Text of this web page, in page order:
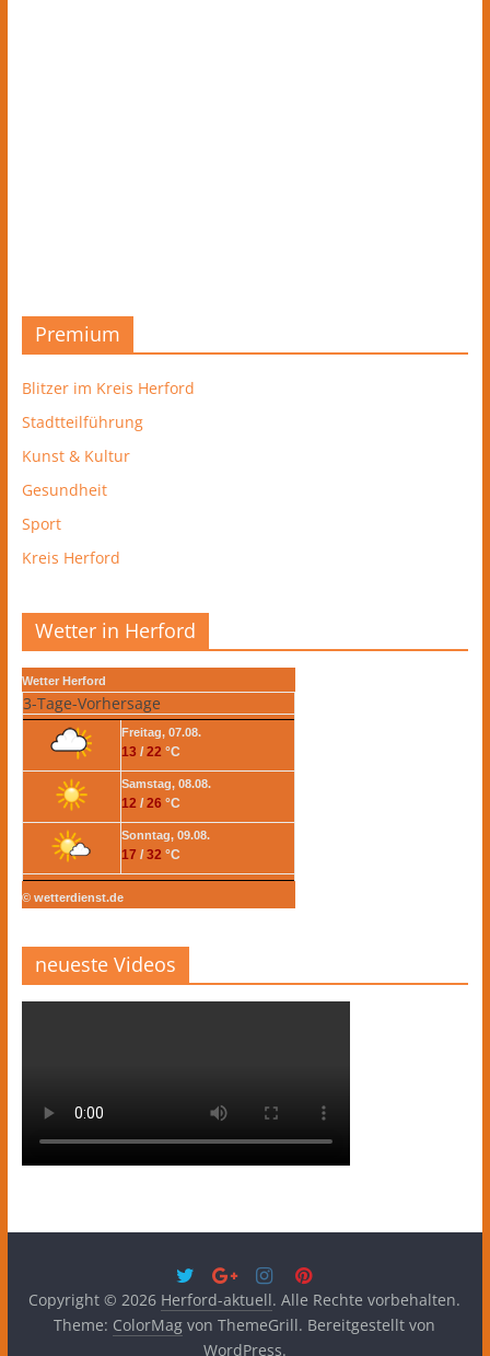
Premium
Blitzer im Kreis Herford
Stadtteilführung
Kunst & Kultur
Gesundheit
Sport
Kreis Herford
Wetter in Herford
Wetter Herford
3-Tage-Vorhersage
Freitag, 07.08.
13 / 22 °C
Samstag, 08.08.
12 / 26 °C
Sonntag, 09.08.
17 / 32 °C
© wetterdienst.de
neueste Videos
Copyright © 2026 Herford-aktuell. Alle Rechte vorbehalten.
Theme: ColorMag von ThemeGrill. Bereitgestellt von
WordPress.